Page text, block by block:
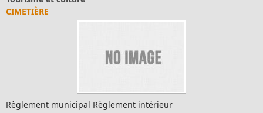
CIMETIÈRE
Règlement municipal Règlement intérieur